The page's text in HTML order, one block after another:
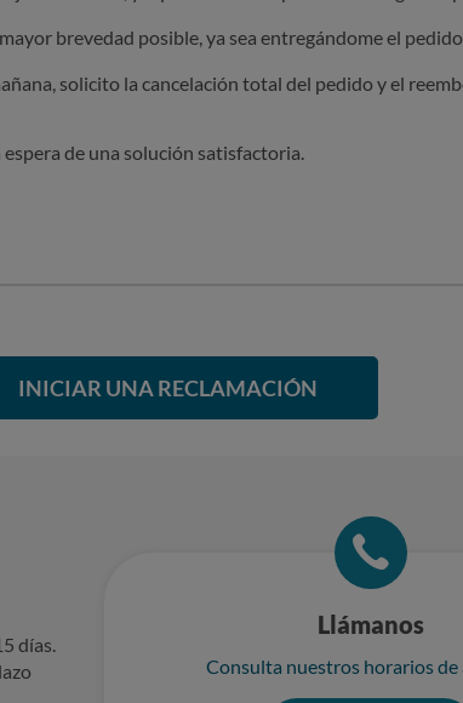
brevedad posible, ya sea entregándome el
solicito la cancelación total del pedido y el
de una solución satisfactoria.
INICIAR UNA RECLAMACIÓN
días.
Llámanos
Consulta nuestros horarios de